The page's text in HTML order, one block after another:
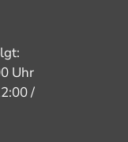
Uhr
/